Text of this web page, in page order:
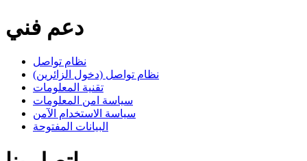
دعم فني
نظام تواصل
نظام تواصل (دخول الزائرين)
تقنية المعلومات
سياسة امن المعلومات
سياسة الاستخدام الآمن
البيانات المفتوحة